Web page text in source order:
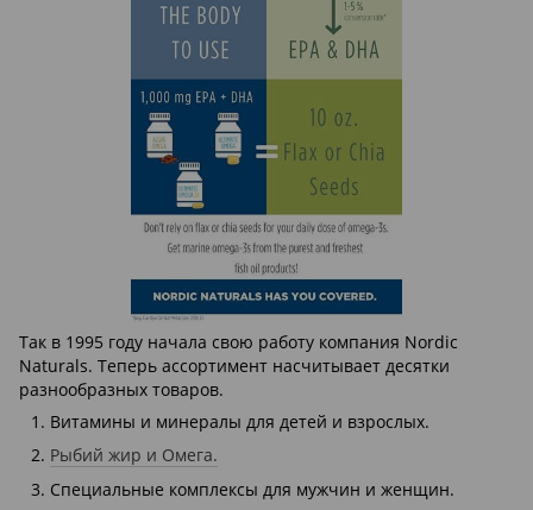
Так в 1995 году начала свою работу компания Nordic
Naturals. Теперь ассортимент насчитывает десятки
разнообразных товаров.
Витамины и минералы для детей и взрослых.
Рыбий жир и Омега.
Специальные комплексы для мужчин и женщин.